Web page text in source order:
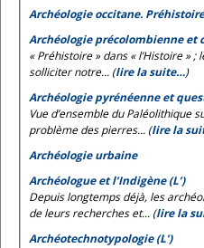
Archéologie occitane.
Archéologie précolombienne et
« Préhistoire » dans « l’Histoire »
solliciter notre... (lire la suite…)
Archéologie pyrénéenne et
Vue d’ensemble du Paléolithique
problème des pierres... (lire la
Archéologie urbaine
Archéologue et l’Indigène (L’)
Depuis longtemps déjà, les
de leurs recherches et... (lire la
Archéotechnotypologie (L’)